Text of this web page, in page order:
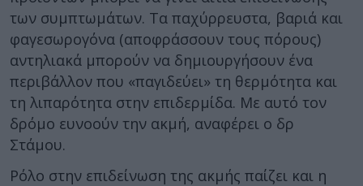
των συμπτωμάτων. Τα παχύρρευστα, βαριά και
φαγεσωρογόνα (αποφράσσουν τους πόρους)
αντηλιακά μπορούν να δημιουργήσουν ένα
περιβάλλον που «παγιδεύει» τη θερμότητα και
τη λιπαρότητα στην επιδερμίδα. Με αυτό τον
δρόμο ευνοούν την ακμή, αναφέρει ο δρ
Στάμου.
Ρόλο στην επιδείνωση της ακμής παίζει και η